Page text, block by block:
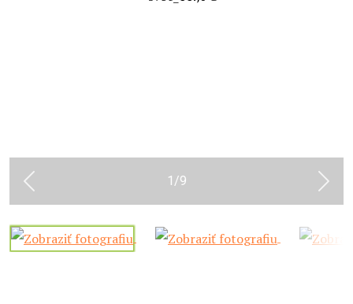
Previous Next
1 /9